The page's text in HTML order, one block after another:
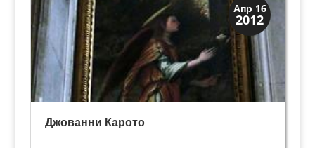
Апр 16
2012
Художники
Джованни Карото